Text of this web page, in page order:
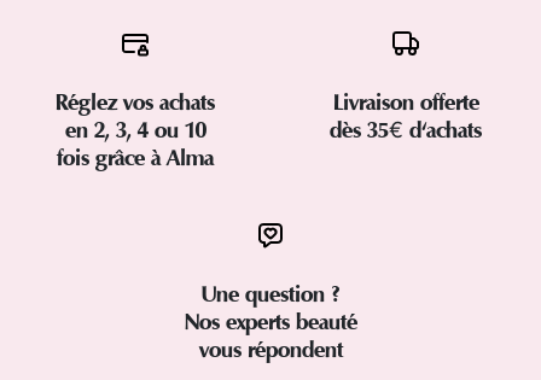
Réglez vos achats
en 2, 3, 4 ou 10
fois grâce à Alma
Livraison offerte
dès 35€ d'achats
Une question ?
Nos experts beauté
vous répondent